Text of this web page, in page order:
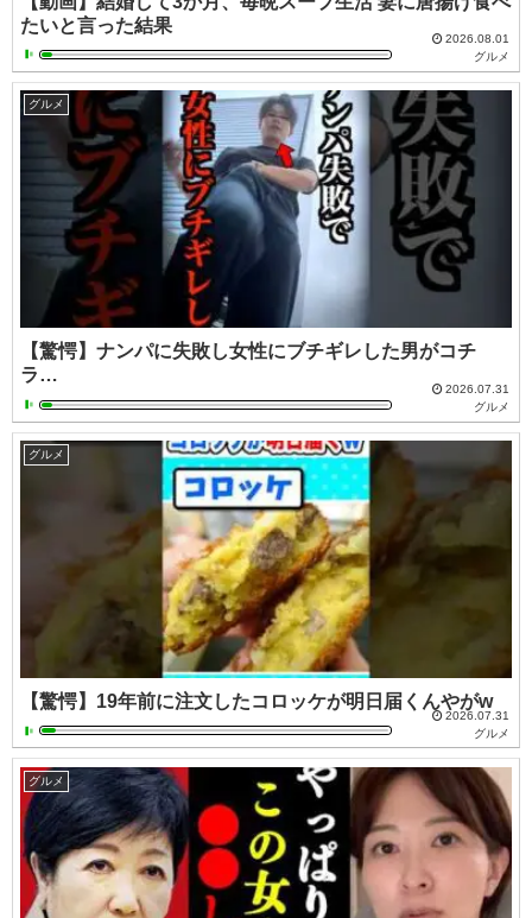
たいと言った結果
2026.08.01
グルメ
グルメ
【驚愕】ナンパに失敗し女性にブチギレした男がコチ
ラ…
2026.07.31
グルメ
グルメ
【驚愕】19年前に注文したコロッケが明日届くんやがw
2026.07.31
グルメ
グルメ